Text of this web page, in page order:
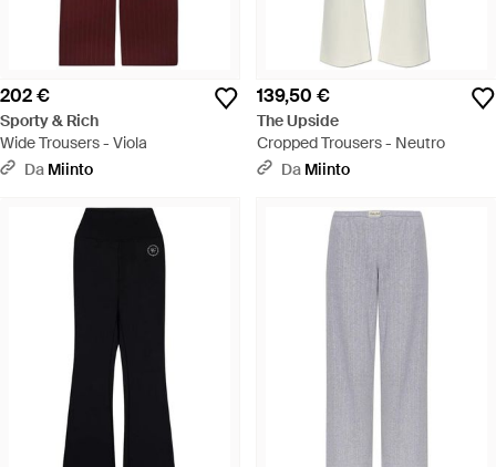
202 €
Sporty & Rich
Wide Trousers - Viola
Da Miinto
139,50 €
The Upside
Cropped Trousers - Neutro
Da Miinto